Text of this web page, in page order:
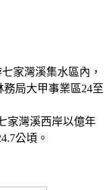
家灣溪集水區內，
局大甲事業區24至
家灣溪西岸以億年
公頃。